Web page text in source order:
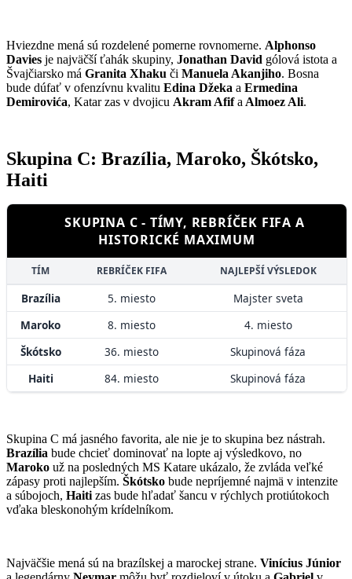
Hviezdne mená sú rozdelené pomerne rovnomerne. Alphonso
Davies je najväčší ťahák skupiny, Jonathan David gólová istota a
Švajčiarsko má Granita Xhaku či Manuela Akanjiho. Bosna
bude dúfať v ofenzívnu kvalitu Edina Džeka a Ermedina
Demirovića, Katar zas v dvojicu Akram AfifaAlmoez Ali.
Skupina C: Brazília, Maroko, Škótsko,
Haiti
SKUPINA C - TÍMY, REBRÍČEK FIFA A
HISTORICKÉ MAXIMUM
TÍM REBRÍČEK FIFA NAJLEPŠÍ VÝSLEDOK
Brazília 5. miesto
Majster sveta
Maroko
8. miesto
4. miesto
Škótsko
36. miesto
Skupinová fáza
Haiti
84. miesto Skupinová fáza
Skupina C má jasného favorita, ale nie je to skupina bez nástrah.
Brazília bude chcieť dominovať na lopte aj výsledkovo, no
Maroko už na posledných MS Katare ukázalo, že zvláda veľké
zápasy proti najlepším. Škótsko bude nepríjemné najmä v intenzite
a súbojoch, Haitizas bude hľadať šancu v rýchlych protiútokoch
vďaka bleskonohým krídelníkom.
Najväčšie mená sú na brazílskej a marockej strane. Vinícius Júnior